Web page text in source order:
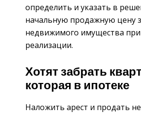
определить и указать в
начальную продажную цену
недвижимого имущества при
реализации.
Хотят забрать
которая в ипотеке
Наложить арест и продать